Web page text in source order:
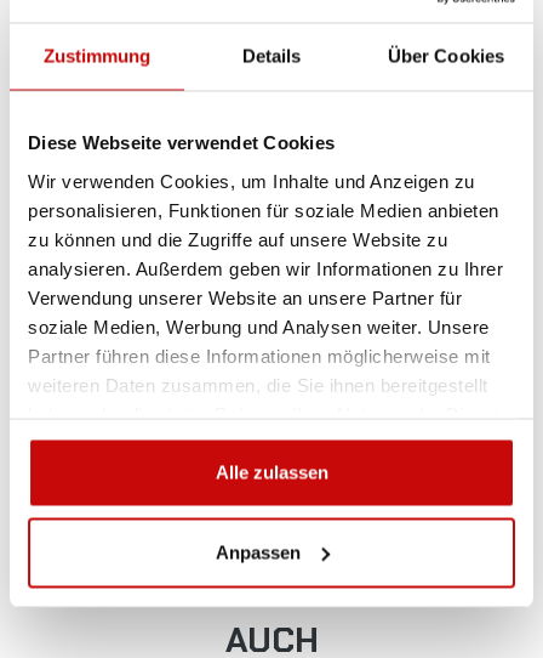
Zustimmung Details Über Cookies
Diese Webseite verwendet Cookies
Wir verwenden Cookies, um Inhalte und Anzeigen zu
personalisieren, Funktionen für soziale Medien anbieten
zu können und die Zugriffe auf unsere Website zu
analysieren. Außerdem geben wir Informationen zu Ihrer
Verwendung unserer Website an unsere Partner für
soziale Medien, Werbung und Analysen weiter. Unsere
Partner führen diese Informationen möglicherweise mit
weiteren Daten zusammen, die Sie ihnen bereitgestellt
gesammelt haben.
Alle zulassen
Anpassen
Windenkapazität
Spannkapazität
Gewicht
14 kg
KOSTENLOSER VERSAND!
SHOP WERDEN IHNEN INNERHALB
POLENS KOSTENLOS PER DPD-KURIER
ZUGESTELLT!
VIELLEICHT GEFÄLLT IHNEN
AUCH